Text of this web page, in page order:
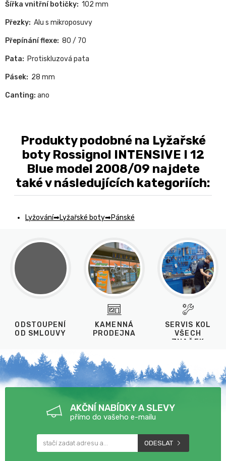
Šířka vnitřní botičky: 102 mm
Přezky: Alu s mikroposuvy
Přepínání flexe: 80 / 70
Pata: Protiskluzová pata
Pásek: 28 mm
Canting: ano
Produkty podobné na Lyžařské
boty Rossignol INTENSIVE I 12
Blue model 2008/09 najdete
také v následujících kategoriích:
Lyžování Lyžařské boty Pánské
ODSTOUPENÍ
OD SMLOUVY
KAMENNÁ
PRODEJNA
SERVIS KOL
VŠECH
ZNAČEK
AKČNÍ NABÍDKY A SLEVY
přímo do vašeho e-mailu
ODESLAT